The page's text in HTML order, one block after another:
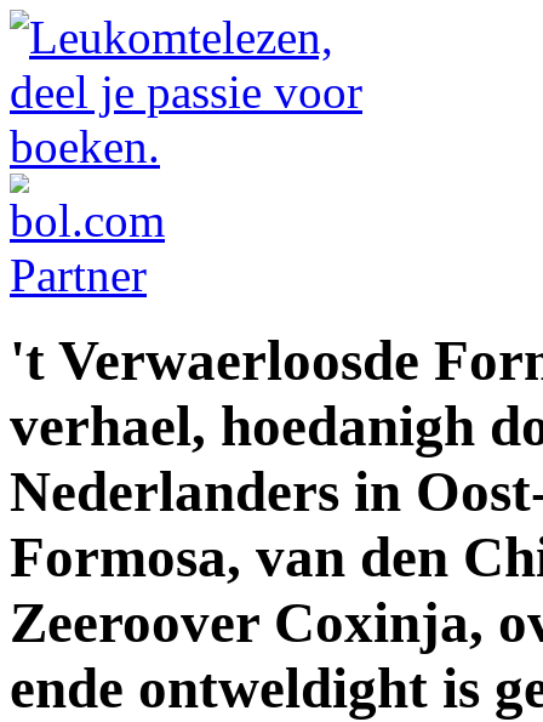
't Verwaerloosde
verhael, hoedanigh
Nederlanders in
Formosa, van den
Zeeroover Coxinja,
ende ontweldight is